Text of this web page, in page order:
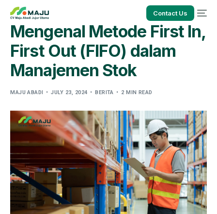
Contact Us
Mengenal Metode First In,
First Out (FIFO) dalam
Manajemen Stok
MAJU ABADI JULY 23, 2024 BERITA 2 MIN READ